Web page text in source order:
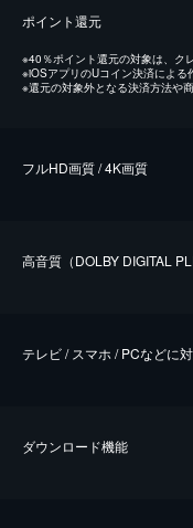
ポイント還元
※40％ポイント還元の対象は、ク
※iOSアプリのUコイン決済による
※還元の対象外となる決済方法や
フルHD画質 / 4K画質
⾼⾳質（DOLBY DIGITAL
テレビ / スマホ / PCなどに
ダウンロード機能